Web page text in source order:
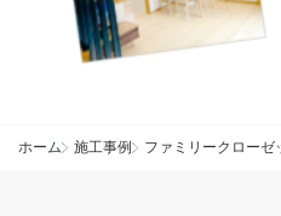
ホーム 施工事例 ファミリークローゼ